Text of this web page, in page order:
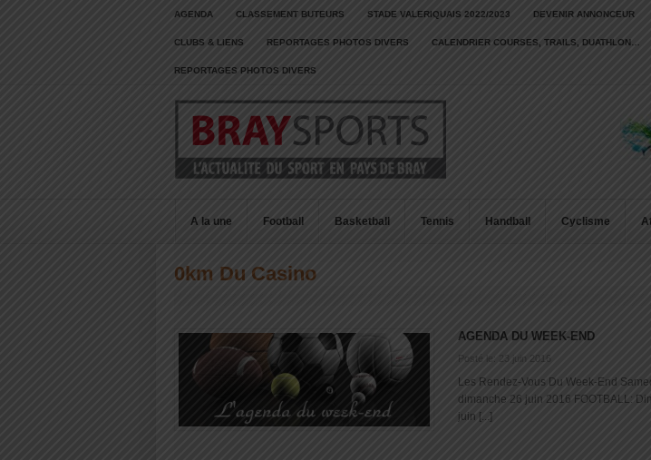
AGENDA CLASSEMENT BUTEURS STADE VALERIQUAIS 2022/2023 DEVENIR ANNONCEUR
CLUBS & LIENS REPORTAGES PHOTOS DIVERS CALENDRIER COURSES, TRAILS, DUATHLON…
REPORTAGES PHOTOS DIVERS
A la une Football Basketball Tennis Handball Cyclisme
0km Du Casino
AGENDA DU WEEK-END
Posté le: 23 juin 2016
Les Rendez-Vous Du Week-End
dimanche 26 juin 2016 FOOTBALL:
juin [...]